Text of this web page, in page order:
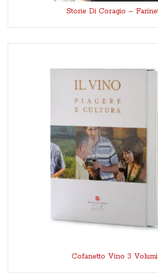
Storie Di Coragio –
Cofanetto Vino 3 Volumi